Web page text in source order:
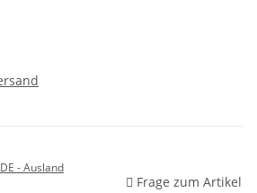
- Ausland
Frage zum Artikel